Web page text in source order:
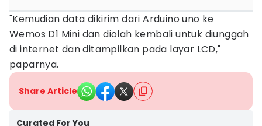
"Kemudian data dikirim dari Arduino uno ke
Wemos D1 Mini dan diolah kembali untuk diunggah
di internet dan ditampilkan pada layar LCD,"
paparnya.
Share Article
Curated For You